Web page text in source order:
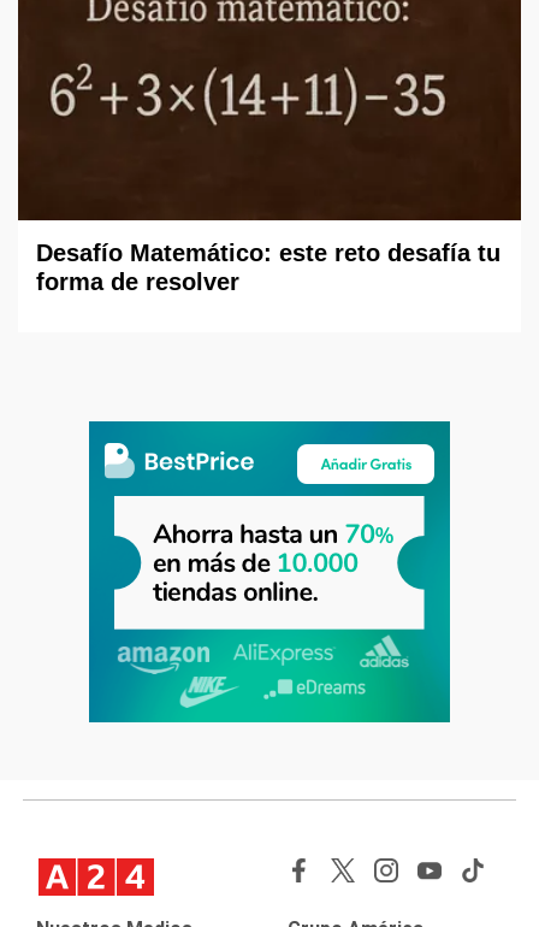
Desafío Matemático: este reto desafía tu
forma de resolver